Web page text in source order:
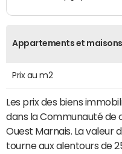
Appartements et maisons
Prix au m2
Les prix des biens
dans la Communauté de
Ouest Marnais. La valeur
tourne aux alentours de